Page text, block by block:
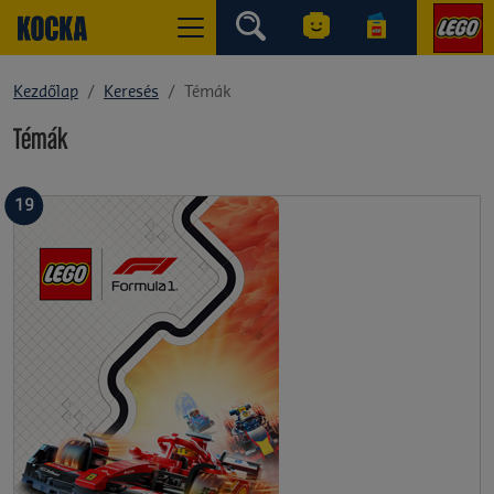
Kezdőlap Keresés Témák
Témák
19